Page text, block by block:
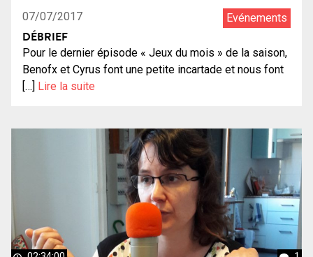
07/07/2017 Evénements
DÉBRIEF
Pour le dernier épisode « Jeux du mois » de la saison,
Benofx et Cyrus font une petite incartade et nous font
[…] Lire la suite